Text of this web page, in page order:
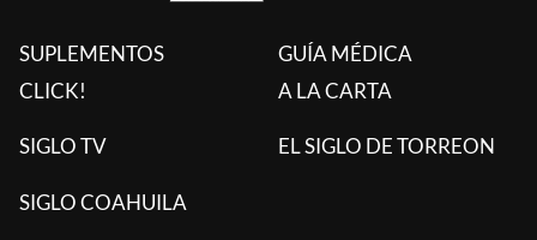
SUPLEMENTOS
CLICK!
GUÍA MÉDICA
A LA CARTA
SIGLO TV EL SIGLO DE TORREON
SIGLO COAHUILA